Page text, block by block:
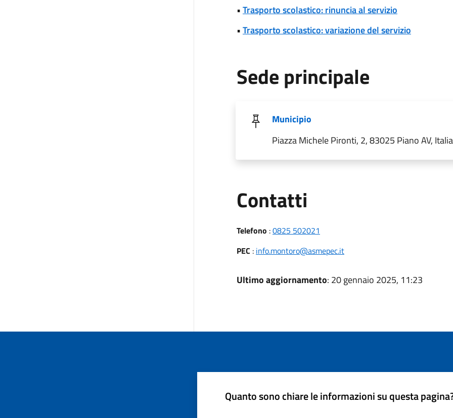
•Trasporto scolastico: rinuncia al servizio
•Trasporto scolastico: variazione del servizio
Sede principale
Municipio
Piazza Michele Pironti, 2, 83025 Piano AV, Italia
Contatti
Telefono :0825 502021
PEC : info.montoro@asmepec.it
Ultimo aggiornamento: 20 gennaio 2025, 11:23
Quanto sono chiare le informazioni su questa